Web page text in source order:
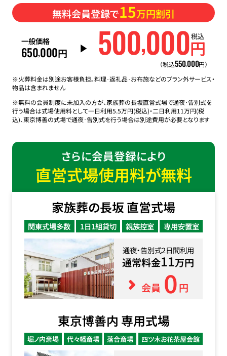
無料会員登録で15万円割引
一般価格
650,000円 500,000円
税込
（税込550,000円）
※火葬料金は別途お客様負担。料理･返礼品･お布施などのプラン外サービス・
物品は含まれません
※無料の会員制度に未加入の方が、家族葬の長坂直営式場で通夜･告別式を
行う場合は式場使用料として一日利用5.5万円(税込)・二日利用11万円(税
込)、東京博善の式場で通夜･告別式を行う場合は別途費用が必要となります
さらに会員登録により
直営式場使用料が無料
家族葬の長坂 直営式場
関東式場多数 1日1組貸切 親族控室 専用安置室
通夜・告別式2日間利用
通常料金11万円
会員 0円
東京博善内 専用式場
堀ノ内斎場 代々幡斎場 落合斎場 四ツ木お花茶屋会館